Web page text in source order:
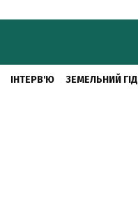
ІНТЕРВ'Ю ЗЕМЕЛЬНИЙ ГІД